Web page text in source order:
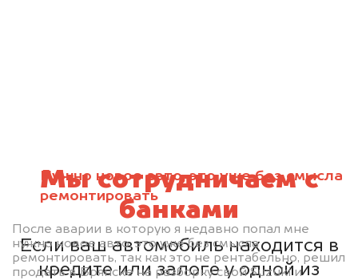
Нужно новое авто, это уже без смысла
ремонтировать
После аварии в которую я недавно попал мне
нужно новое авто, это уже без смысла
ремонтировать, так как это не рентабельно, решил
продать в Брянске на разборку свой Suzuki и
Мы сотрудничаем с
банками
Если ваш автомобиль находится в
кредите или залоге у одной из